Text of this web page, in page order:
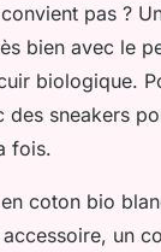
pas ?
bien avec le
biologique.
des sneakers
fois.
coton bio
un